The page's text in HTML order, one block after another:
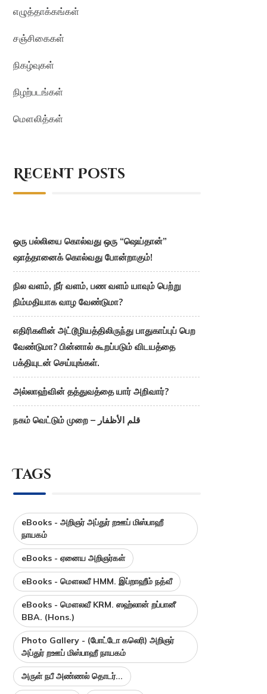
எழுத்தாக்கங்கள்
சஞ்சிகைகள்
நிகழ்வுகள்
நிழற்படங்கள்
மௌலித்கள்
Recent Posts
ஒரு பல்லியை கொல்வது ஒரு “ஷெய்தான்”
ஷாத்தானைக் கொல்வது போன்றாகும்!
நில வளம், நீர் வளம், பண வளம் யாவும் பெற்று
நிம்மதியாக வாழ வேண்டுமா?
எதிரிகளின் அட்டூழியத்திலிருந்து பாதுகாப்புப் பெற
வேண்டுமா? பின்னால் கூறப்படும் விடயத்தை
பக்தியுடன் செய்யுங்கள்.
அல்லாஹ்வின் தத்துவத்தை யார் அறிவார்?
நகம் வெட்டும் முறை – قلم الأظفار
Tags
eBooks - அறிஞர் அப்துர் றஊப் மிஸ்பாஹீ
நாயகம்
eBooks - ஏனைய அறிஞர்கள்
eBooks - மௌலவீ HMM. இப்றாஹீம் நத்வீ
eBooks - மௌலவீ KRM. ஸஹ்லான் றப்பானீ
BBA. (Hons.)
Photo Gallery - (போட்டோ கலெரி) அறிஞர்
அப்துர் றஊப் மிஸ்பாஹீ நாயகம்
அருள் நபீ அண்ணல் தொடர்...